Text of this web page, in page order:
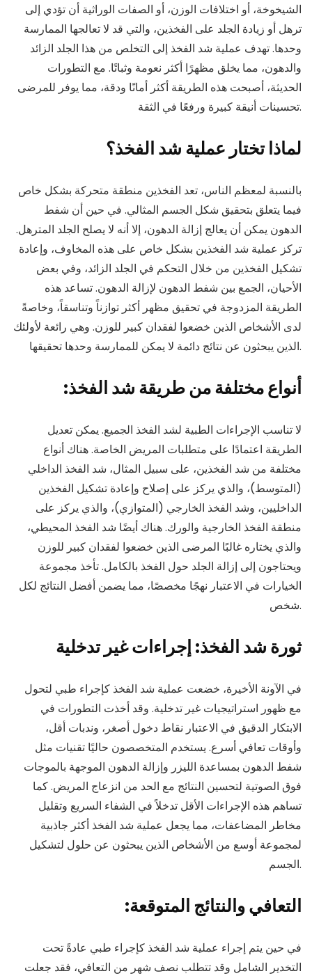
الشيخوخة، أو اختلافات الوزن، أو الصفات الوراثية أن تؤدي إلى
ترهل أو زيادة الجلد على الفخذين، والتي قد لا تعالجها الممارسة
وحدها. تهدف عملية شد الفخذ إلى التخلص من هذا الجلد الزائد
والدهون، مما يخلق مظهرًا أكثر نعومة وثباتًا. مع التطورات
الحديثة، أصبحت هذه الطريقة أكثر أمانًا ودقة، مما يوفر للمرضى
تحسينات أنيقة كبيرة ورفعًا في الثقة.
لماذا تختار عملية شد الفخذ؟
بالنسبة لمعظم الناس، تعد الفخذين منطقة متحركة بشكل خاص
فيما يتعلق بتحقيق شكل الجسم المثالي. في حين أن شفط
الدهون يمكن أن يعالج إزالة الدهون، إلا أنه لا يصلح الجلد المترهل.
تركز عملية شد الفخذين بشكل خاص على هذه المخاوف، وإعادة
تشكيل الفخذين من خلال التحكم في الجلد الزائد، وفي بعض
الأحيان، الجمع بين شفط الدهون لإزالة الدهون. تساعد هذه
الطريقة المزدوجة في تحقيق مظهر أكثر توازناً وتناسقاً، وخاصةً
لدى الأشخاص الذين خضعوا لفقدان كبير للوزن. وهي رائعة لأولئك
الذين يبحثون عن نتائج دائمة لا يمكن للممارسة وحدها تحقيقها.
:أنواع مختلفة من طريقة شد الفخذ
لا تناسب الإجراءات الطبية لشد الفخذ الجميع. يمكن تعديل
الطريقة اعتمادًا على متطلبات المريض الخاصة. هناك أنواع
مختلفة من شد الفخذين، على سبيل المثال، شد الفخذ الداخلي
(المتوسط)، والذي يركز على إصلاح وإعادة تشكيل الفخذين
الداخليين، وشد الفخذ الخارجي (المتوازي)، والذي يركز على
منطقة الفخذ الخارجية والورك. هناك أيضًا شد الفخذ المحيطي،
والذي يختاره غالبًا المرضى الذين خضعوا لفقدان كبير للوزن
ويحتاجون إلى إزالة الجلد حول الفخذ بالكامل. تأخذ مجموعة
الخيارات في الاعتبار نهجًا مخصصًا، مما يضمن أفضل النتائج لكل
شخص.
ثورة شد الفخذ: إجراءات غير تدخلية
في الآونة الأخيرة، خضعت عملية شد الفخذ كإجراء طبي لتحول
مع ظهور استراتيجيات غير تدخلية. وقد أخذت التطورات في
الابتكار الدقيق في الاعتبار نقاط دخول أصغر، وندبات أقل،
وأوقات تعافي أسرع. يستخدم المتخصصون حاليًا تقنيات مثل
شفط الدهون بمساعدة الليزر وإزالة الدهون الموجهة بالموجات
فوق الصوتية لتحسين النتائج مع الحد من انزعاج المريض. كما
تساهم هذه الإجراءات الأقل تدخلاً في الشفاء السريع وتقليل
مخاطر المضاعفات، مما يجعل عملية شد الفخذ أكثر جاذبية
لمجموعة أوسع من الأشخاص الذين يبحثون عن حلول لتشكيل
الجسم.
:التعافي والنتائج المتوقعة
في حين يتم إجراء عملية شد الفخذ كإجراء طبي عادةً تحت
التخدير الشامل وقد تتطلب نصف شهر من التعافي، فقد جعلت